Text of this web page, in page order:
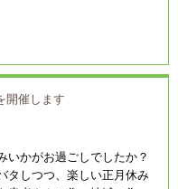
開催します
いかがお過ごしでしたか？
タしつつ、楽しい正月休み